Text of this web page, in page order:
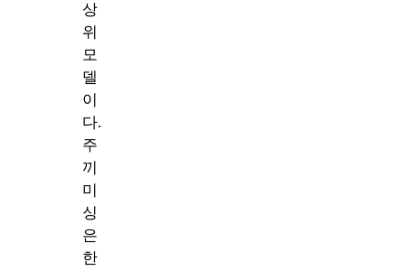
상
위
모
델
이
다.
주
끼
미
싱
은
한